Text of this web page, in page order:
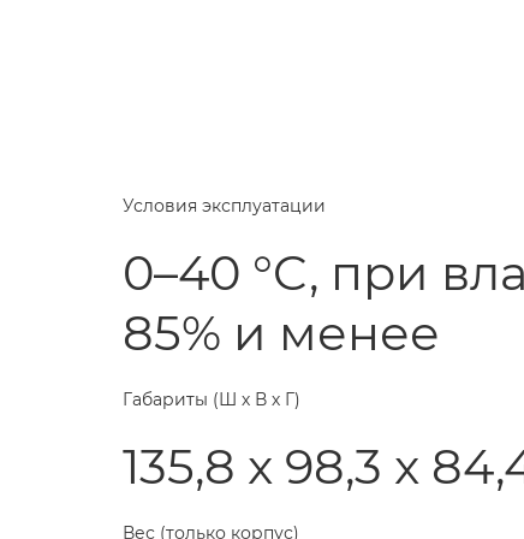
Условия эксплуатации
0–40 °C, при
85% и менее
Габариты (Ш х В х Г)
135,8 x 98,3 x
Вес (только корпус)